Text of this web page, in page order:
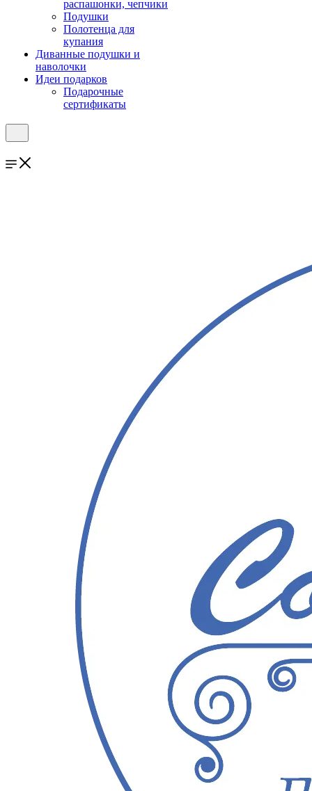
распашонки, чепчики
Подушки
Полотенца для
купания
Диванные подушки и
наволочки
Идеи подарков
Подарочные
сертификаты